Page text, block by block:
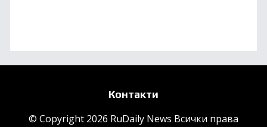
Контакти
© Copyright 2026 RuDaily News Всички права